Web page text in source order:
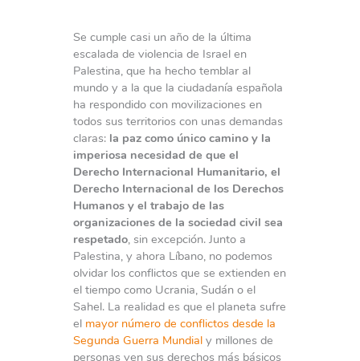
Se cumple casi un año de la última
escalada de violencia de Israel en
Palestina, que ha hecho temblar al
mundo y a la que la ciudadanía española
ha respondido con movilizaciones en
todos sus territorios con unas demandas
claras: la paz como único camino y la
imperiosa necesidad de que el
Derecho Internacional Humanitario, el
Derecho Internacional de los Derechos
Humanos y el trabajo de las
organizaciones de la sociedad civil sea
respetado, sin excepción. Junto a
Palestina, y ahora Líbano, no podemos
olvidar los conflictos que se extienden en
el tiempo como Ucrania, Sudán o el
Sahel. La realidad es que el planeta sufre
el mayor número de conflictos desde la
Segunda Guerra Mundialy millones de
personas ven sus derechos más básicos